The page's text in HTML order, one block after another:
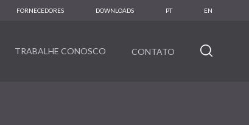
FORNECEDORES DOWNLOADS PT EN
TRABALHE CONOSCO CONTATO